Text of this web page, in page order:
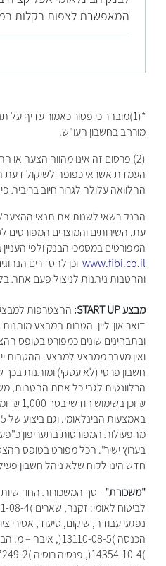
המאפשרת לצפות בקלות
*(1)מובהר כי פטור כאמור עדיף על
מורחב בחשבון העו"ש.
(2) פרסום זה אינו מהווה הצעה
העמדת אשראי כפופה לשיקול דעת
ההלוואה עלולה לגרור חיוב בריבית
הבנק רשאי לשנות את תנאי
עת. השירותים והמוצרים המפורטים
המפורטים במסמכי הבנק ולפי
www.fibi.co.il וכן להסדרים
וההטבות ניתנות לניצול פעם אחת
מבצע START UP:
ההצטרפות
דואר און-ליין. הטבות המבצע
ובתבחינים שונים כמפורט בטופס
ואין מעבר ממבצע למבצע. ההטבות
חשבון פרטי (לא עסקי) ומותנות
₪ וכן
מהפעולות המפורטות בתעריפון
בערוץ ישיר". הכל מפורט בטופס
חדש הינו לקוח שלא ניהל חשבון פעיל ב 5- השנים
"משכורת" - סך המשכורות